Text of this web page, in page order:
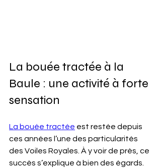
La bouée tractée à la
Baule : une activité à forte
sensation
La bouée tractée est restée depuis
ces années l’une des particularités
des Voiles Royales. À y voir de près, ce
succès s’explique à bien des égards.